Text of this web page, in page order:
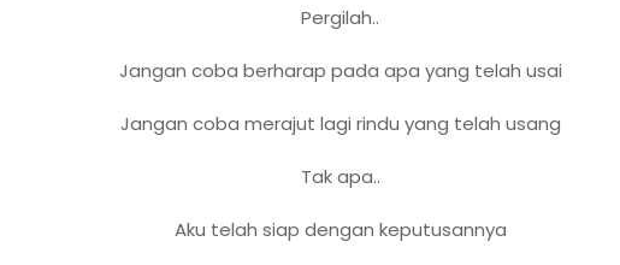
Pergilah..
Jangan coba berharap pada apa yang telah usai
Jangan coba merajut lagi rindu yang telah usang
Tak apa..
Aku telah siap dengan keputusannya